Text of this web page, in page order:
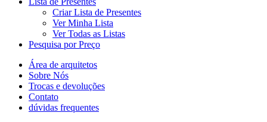
Criar Lista de Presentes
Ver Minha Lista
Ver Todas as Listas
Pesquisa por Preço
Área de arquitetos
Sobre Nós
Trocas e devoluções
Contato
dúvidas frequentes